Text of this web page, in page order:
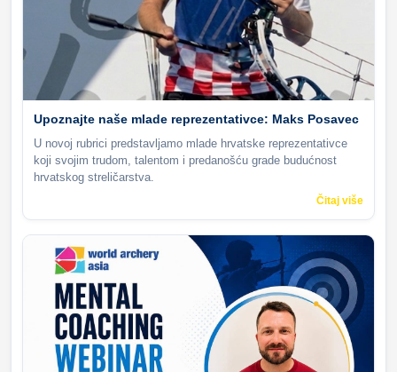
Upoznajte naše mlade reprezentativce: Maks Posavec
U novoj rubrici predstavljamo mlade hrvatske reprezentativce
koji svojim trudom, talentom i predanošću grade budućnost
hrvatskog streličarstva.
Čitaj više